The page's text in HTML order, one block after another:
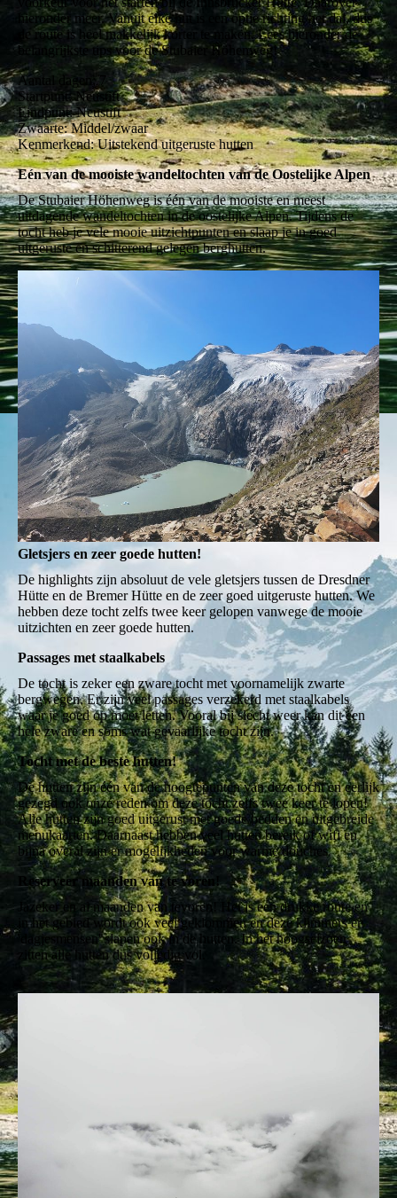
hieronder meer. Vanuit elke hut is een optie richting het dal, dus
de route is heel makkelijk korter te maken. Lees hieronder de
belangrijkste tips voor de Stubaier Höhenweg!
Aantal dagen: 7
Startpunt: Neustift
Eindpunt: Neustift
Zwaarte: Middel/zwaar
Kenmerkend: Uitstekend uitgeruste hutten
Eén van de mooiste wandeltochten van de Oostelijke Alpen
De Stubaier Höhenweg is één van de mooiste en meest
uitdagende wandeltochten in de oostelijke Alpen. Tijdens de
tocht heb je vele mooie uitzichtpunten en slaap je in goed
uitgeruste en schitterend gelegen berghutten.
Gletsjers en zeer goede hutten!
De highlights zijn absoluut de vele gletsjers tussen de Dresdner
Hütte en de Bremer Hütte en de zeer goed uitgeruste hutten. We
hebben deze tocht zelfs twee keer gelopen vanwege de mooie
uitzichten en zeer goede hutten.
Passages met staalkabels
De tocht is zeker een zware tocht met voornamelijk zwarte
bergwegen. Er zijn veel passages verzekerd met staalkabels
waar je goed op moet letten. Vooral bij slecht weer kan dit een
hele zware en soms wat gevaarlijke tocht zijn.
Tocht met de beste hutten!
De hutten zijn één van de hoogtepunten van deze tocht en eerlijk
gezegd ook onze reden om deze tocht zelfs twee keer te lopen!
Alle hutten zijn goed uitgerust met goede bedden en uitgebreide
menukaarten. Daarnaast hebben veel hutten bereik of wifi en
bijna overal zijn er mogelijkheden voor warme douches.
Reserveer maanden van te voren!
Jazeker en al maanden van tevoren! Het is een drukke route en
in het gebied wordt ook veel geklommen en deze klimmers en
'dagjesmensen' slapen ook in de hutten. In het hoogseizoen
zitten alle hutten dus volledig vol.